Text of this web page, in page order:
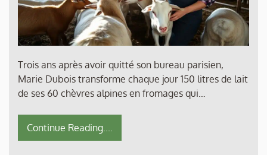
Trois ans après avoir quitté son bureau parisien,
Marie Dubois transforme chaque jour 150 litres de lait
de ses 60 chèvres alpines en fromages qui…
Continue Reading....